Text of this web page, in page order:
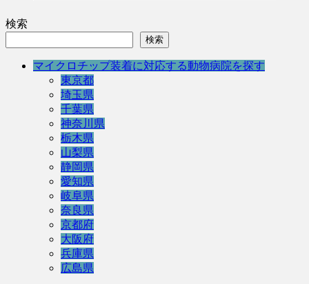
検索
検索
マイクロチップ装着に対応する動物病院を探す
東京都
埼玉県
千葉県
神奈川県
栃木県
山梨県
静岡県
愛知県
岐阜県
奈良県
京都府
大阪府
兵庫県
広島県